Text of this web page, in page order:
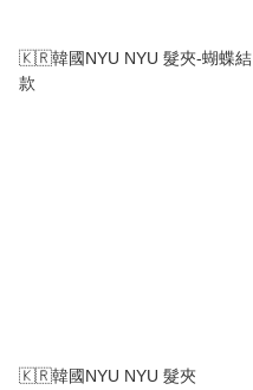
🇰🇷韓國NYU NYU 髮夾-蝴蝶結
款
🇰🇷韓國NYU NYU 髮夾